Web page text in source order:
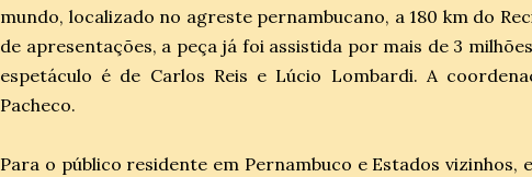
mundo, localizado no agreste pernambucano, a 180 km do
de apresentações, a peça já foi assistida por mais de 3
espetáculo é de Carlos Reis e Lúcio Lombardi. A
Pacheco.
Para o público residente em Pernambuco e Estados vizinhos,